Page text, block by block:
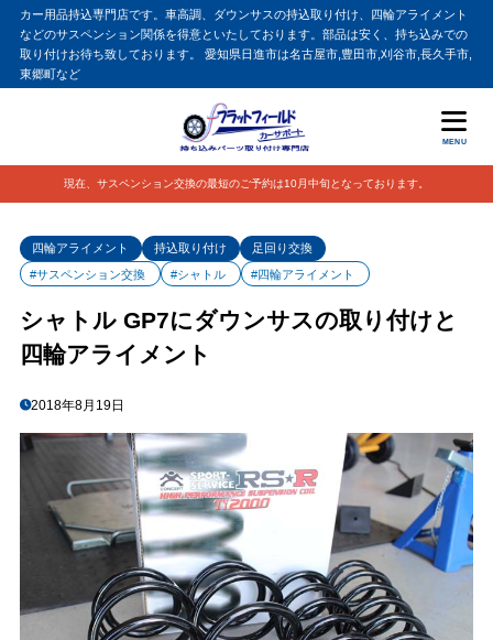
カー用品持込専門店です。車高調、ダウンサスの持込取り付け、四輪アライメント
などのサスペンション関係を得意といたしております。部品は安く、持ち込みでの
取り付けお待ち致しております。 愛知県日進市は名古屋市,豊田市,刈谷市,長久手市,
東郷町など
MENU
現在、サスペンション交換の最短のご予約は10月中旬となっております。
四輪アライメント 持込取り付け
足回り交換
#サスペンション交換
#シャトル #四輪アライメント
シャトル GP7にダウンサスの取り付けと
四輪アライメント
2018年8月19日